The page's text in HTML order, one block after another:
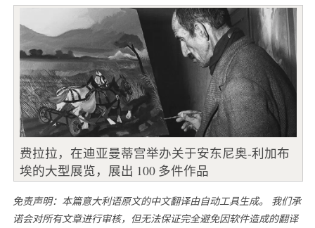
费拉拉，在迪亚曼蒂宫举办关于安东尼奥-利加布
埃的大型展览，展出 100 多件作品
免责声明：本篇意大利语原文的中文翻译由自动工具生成。 我们承
诺会对所有文章进行审核，但无法保证完全避免因软件造成的翻译